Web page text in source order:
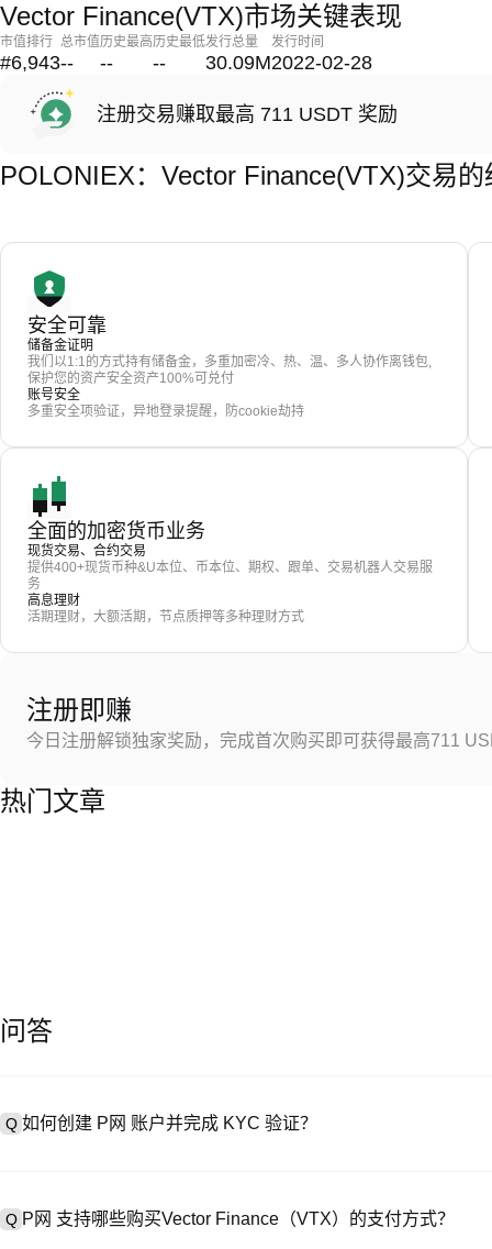
Vector Finance(VTX)市场关键表现
市值排行
#6,943
总市值
--
历史最高
--
历史最低
--
发行总量
30.09M
发行时间
2022-02-28
注册交易赚取最高 711 USDT 奖励
POLONIEX：Vector Finance(VTX)交易
安全可靠
储备金证明
我们以1:1的方式持有储备金，多重加密冷、热、温、多人协作离钱包,
保护您的资产安全资产100%可兑付
账号安全
多重安全项验证，异地登录提醒，防cookie劫持
全面的加密货币业务
现货交易、合约交易
提供400+现货币种&U本位、币本位、期权、跟单、交易机器人交易服
务
高息理财
活期理财，大额活期，节点质押等多种理财方式
注册即赚
今日注册解锁独家奖励，完成首次购买即可获得最高711
热门文章
问答
Q 如何创建 P网 账户并完成 KYC 验证？
Q P网 支持哪些购买Vector Finance（VTX）的支付方式？